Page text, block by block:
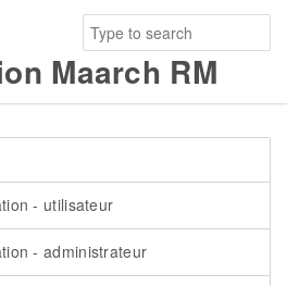
Maarch RM
- utilisateur
- administrateur